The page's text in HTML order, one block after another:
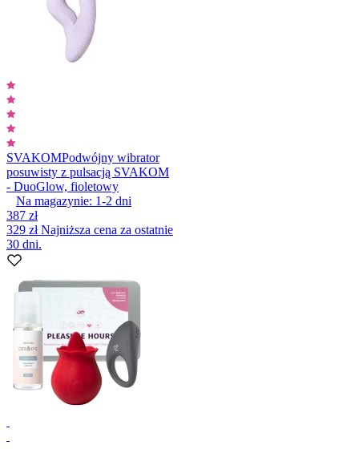
SVAKOMPodwójny wibrator
posuwisty z pulsacją SVAKOM
- DuoGlow, fioletowy
Na magazynie: 1-2 dni
387 zł
329 złNajniższa cena za ostatnie
30 dni.